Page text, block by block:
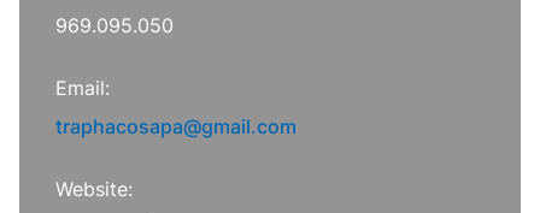
969.095.050
Email:
traphacosapa@gmail.com
Website: